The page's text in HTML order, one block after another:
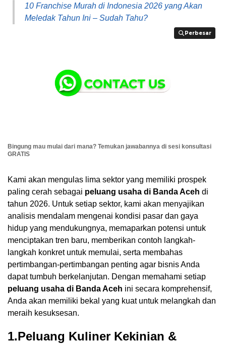
10 Franchise Murah di Indonesia 2026 yang Akan
Meledak Tahun Ini – Sudah Tahu?
Perbesar
Perbesar
Bingung mau mulai dari mana? Temukan jawabannya di sesi konsultasi
GRATIS
Kami akan mengulas lima sektor yang memiliki prospek
paling cerah sebagai peluang usaha di Banda Aceh di
tahun 2026. Untuk setiap sektor, kami akan menyajikan
analisis mendalam mengenai kondisi pasar dan gaya
hidup yang mendukungnya, memaparkan potensi untuk
menciptakan tren baru, memberikan contoh langkah-
langkah konkret untuk memulai, serta membahas
pertimbangan-pertimbangan penting agar bisnis Anda
dapat tumbuh berkelanjutan. Dengan memahami setiap
peluang usaha di Banda Aceh ini secara komprehensif,
Anda akan memiliki bekal yang kuat untuk melangkah dan
meraih kesuksesan.
1.Peluang Kuliner Kekinian &